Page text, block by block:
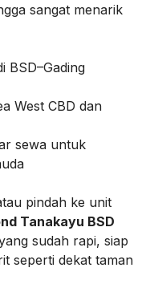
sangat menarik
BSD–Gading
West CBD dan
sewa untuk
pindah ke unit
Tanakayu BSD
sudah rapi, siap
seperti dekat taman